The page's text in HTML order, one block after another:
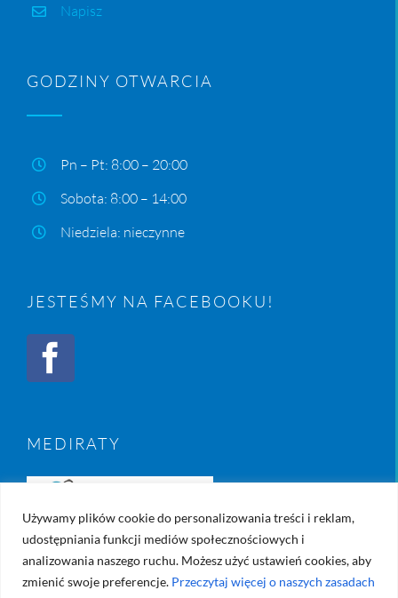
Używamy plików cookie do personalizowania treści i reklam,
udostępniania funkcji mediów społecznościowych i
analizowania naszego ruchu. Możesz użyć ustawień cookies, aby
zmienić swoje preferencje. Przeczytaj więcej o naszych zasadach
Napisz
GODZINY OTWARCIA
Pn – Pt: 8:00 – 20:00
Sobota: 8:00 – 14:00
Niedziela: nieczynne
JESTEŚMY NA FACEBOOKU!
MEDIRATY